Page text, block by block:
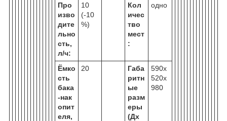
Про
изво
дите
льно
сть,
л/ч:
10
(-10
%)
Кол
ичес
тво
мест
:
одно
Ёмко
сть
бака
-нак
опит
еля,
20
Габа
ритн
ые
разм
еры
(Дх
590х
520х
980